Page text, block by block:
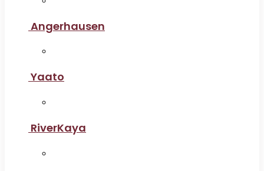
Angerhausen
Yaato
RiverKaya